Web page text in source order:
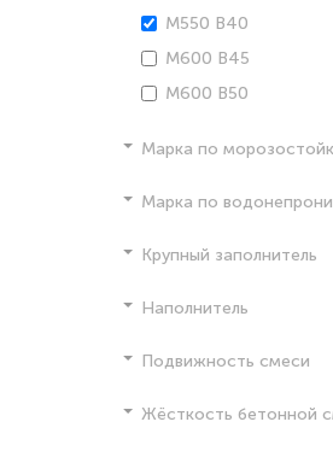
М550 В40
М600 В45
М600 В50
Марка по
Марка по
Крупный заполнитель
Наполнитель
Подвижность смеси
Жёсткость бетонной